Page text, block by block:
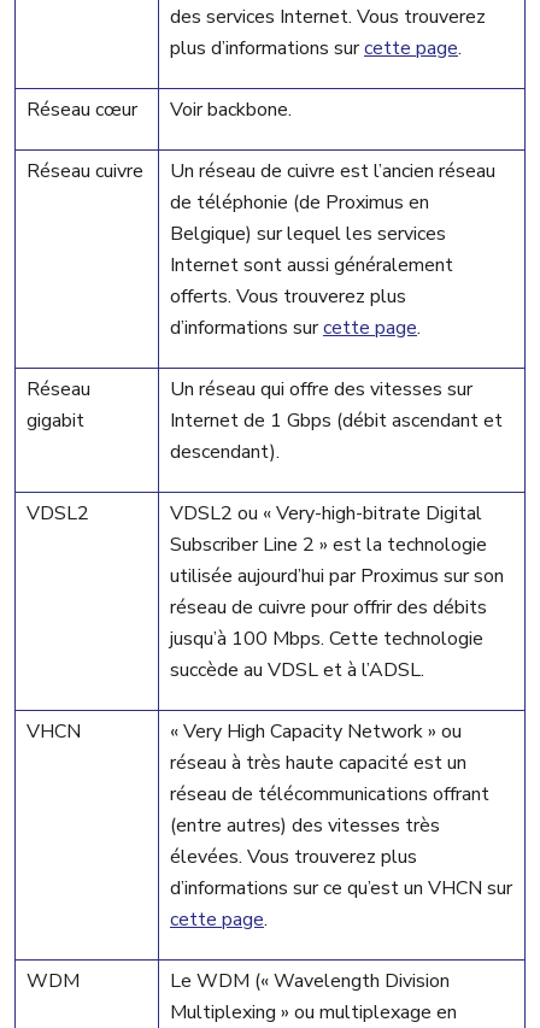
des services Internet. Vous trouverez
plus d’informations surcette page.
Réseau cœur Voir backbone.
Réseau cuivre
Un réseau de cuivre est l’ancien réseau
de téléphonie (de Proximus en
Belgique) sur lequel les services
Internet sont aussi généralement
offerts. Vous trouverez plus
d’informations surcette page.
Réseau
gigabit
Un réseau qui offre des vitesses sur
Internet de 1 Gbps (débit ascendant et
descendant).
VDSL2
VDSL2 ou « Very-high-bitrate Digital
Subscriber Line 2 » est la technologie
utilisée aujourd’hui par Proximus sur son
réseau de cuivre pour offrir des débits
jusqu’à 100 Mbps. Cette technologie
succède au VDSL et à l’ADSL.
VHCN
« Very High Capacity Network » ou
réseau à très haute capacité est un
réseau de télécommunications offrant
(entre autres) des vitesses très
élevées. Vous trouverez plus
d’informations sur ce qu’est un VHCN sur
cette page.
WDM
Le WDM (« Wavelength Division
Multiplexing » ou multiplexage en